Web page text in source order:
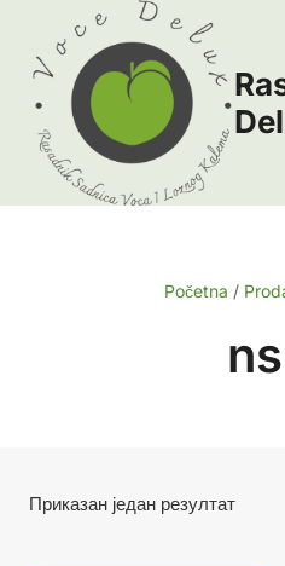
content
Početna /
Приказан један резултат